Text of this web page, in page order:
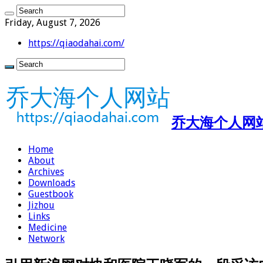
Friday, August 7, 2026
https://qiaodahai.com/
乔大海个人
Home
About
Archives
Downloads
Guestbook
Jizhou
Links
Medicine
Network